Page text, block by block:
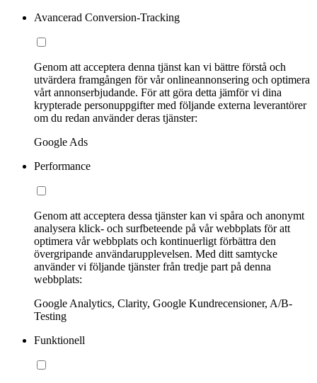
Avancerad Conversion-Tracking
Genom att acceptera denna tjänst kan vi bättre förstå och
utvärdera framgången för vår onlineannonsering och optimera
vårt annonserbjudande. För att göra detta jämför vi dina
krypterade personuppgifter med följande externa leverantörer
om du redan använder deras tjänster:
Google Ads
Performance
Genom att acceptera dessa tjänster kan vi spåra och anonymt
analysera klick- och surfbeteende på vår webbplats för att
optimera vår webbplats och kontinuerligt förbättra den
övergripande användarupplevelsen. Med ditt samtycke
använder vi följande tjänster från tredje part på denna
webbplats:
Google Analytics, Clarity, Google Kundrecensioner, A/B-
Testing
Funktionell